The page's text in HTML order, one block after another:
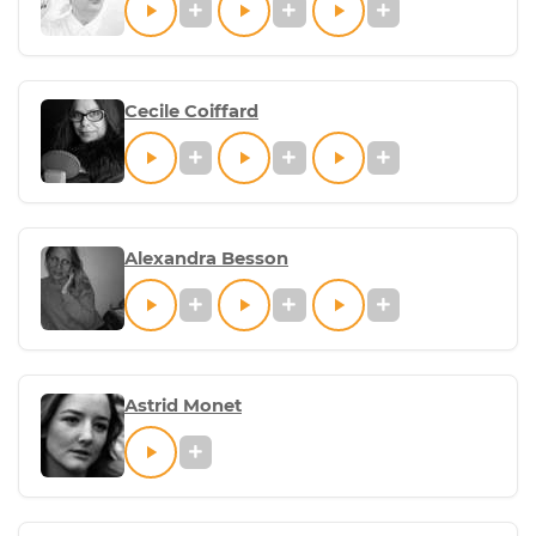
Cecile Coiffard
Alexandra Besson
Astrid Monet